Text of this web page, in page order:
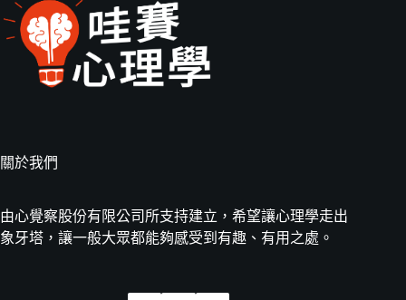
關於我們
由心覺察股份有限公司所支持建立，希望讓心理學走出
象牙塔，讓一般大眾都能夠感受到有趣、有用之處。